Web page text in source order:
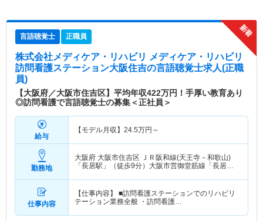
言語聴覚士 正職員
株式会社メディケア・リハビリ メディケア・リハビリ
訪問看護ステーション大阪住吉の言語聴覚士求人(正職
員)
【大阪府／大阪市住吉区】平均年収422万円！手厚い教育あり
◎訪問看護で言語聴覚士の募集＜正社員＞
給与
【モデル月収】 24.5万円～
勤務地
大阪府 大阪市住吉区
ＪＲ阪和線(天王寺－和歌山)
「長居駅」（徒歩9分）大阪市営御堂筋線「長居
仕事内容
【仕事内容】 ■訪問看護ステーションでのリハビリ
テーション業務全般 ・訪問看護…